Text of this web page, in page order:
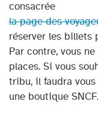
consacrée
la page des
réserver les billets
Par contre, vous
places. Si vous
tribu, il faudra
une boutique SNCF.